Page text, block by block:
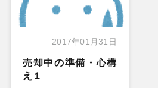
2017年01月31日
売却中の準備・心構
え１